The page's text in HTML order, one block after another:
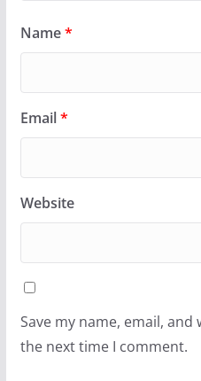
Name*
Email*
Website
Save my name, email,
the next time I comment.